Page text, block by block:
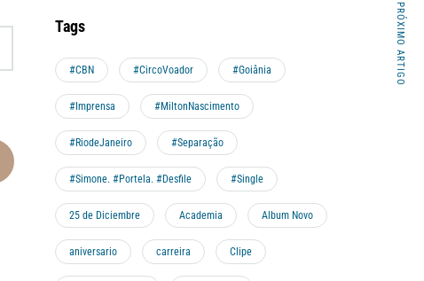
PRÓXIMO ARTIGO
Tags
#CBN #CircoVoador #Goiânia
#Imprensa #MiltonNascimento
#RiodeJaneiro #Separação
#Simone. #Portela. #Desfile #Single
25 de Diciembre Academia Album Novo
aniversario carreira Clipe